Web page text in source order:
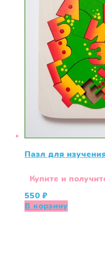
Пазл для
Купите и
550 ₽
В корзину